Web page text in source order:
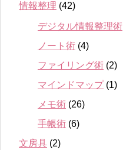
情報整理 (42)
デジタル情報整理術
ノート術 (4)
ファイリング術 (2)
マインドマップ(1)
メモ術 (26)
手帳術 (6)
文房具 (2)